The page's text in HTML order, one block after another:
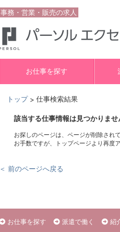
事務・営業・販売の求人
お仕事を探す
トップ > 仕事検索結果
該当する仕事情報は見つかりませ
お探しのページは、ページが削除され
お手数ですが、トップページより再度
＜ 前のページへ戻る
お仕事を探す 派遣で働く 紹